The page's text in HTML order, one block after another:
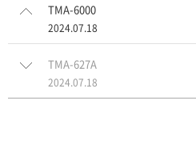
TMA-6000
2024.07.18
TMA-627A
2024.07.18